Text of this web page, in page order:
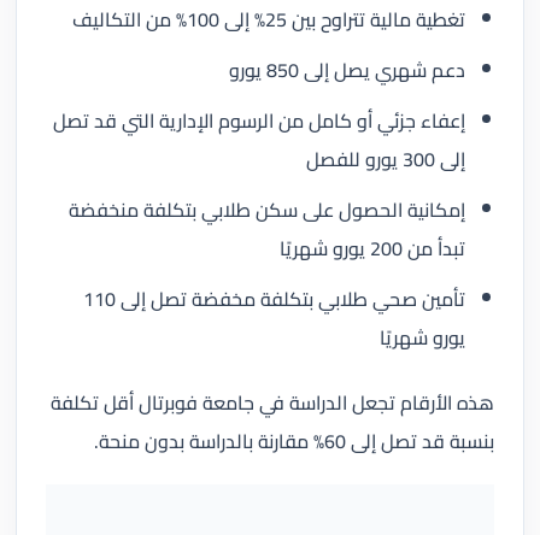
تغطية مالية تتراوح بين 25% إلى 100% من التكاليف
دعم شهري يصل إلى 850 يورو
إعفاء جزئي أو كامل من الرسوم الإدارية التي قد تصل
إلى 300 يورو للفصل
إمكانية الحصول على سكن طلابي بتكلفة منخفضة
تبدأ من 200 يورو شهريًا
تأمين صحي طلابي بتكلفة مخفضة تصل إلى 110
يورو شهريًا
هذه الأرقام تجعل الدراسة في جامعة فوبرتال أقل تكلفة
بنسبة قد تصل إلى 60% مقارنة بالدراسة بدون منحة.